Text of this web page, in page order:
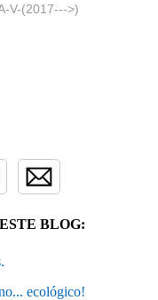
V-(2017--->)
BLOG:
ecológico!